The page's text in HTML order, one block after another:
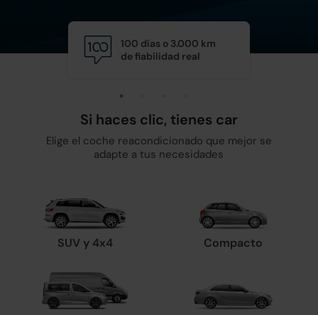
100 días o 3.000 km
de fiabilidad real
y
Si haces clic, tienes car
Elige el coche reacondicionado que mejor se
adapte a tus necesidades
SUV y 4x4 Compacto